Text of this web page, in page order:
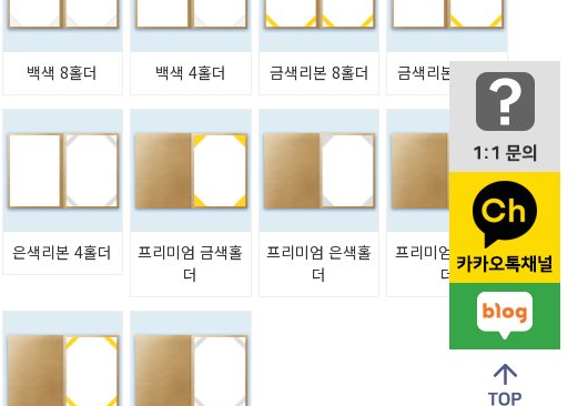
백색 8홀더 백색 4홀더 금색리본 8홀더 금색리본 4홀더
은색리본 4홀더
프리미엄 금색홀
더
프리미엄 은색홀
더
프리미엄 청색홀
더